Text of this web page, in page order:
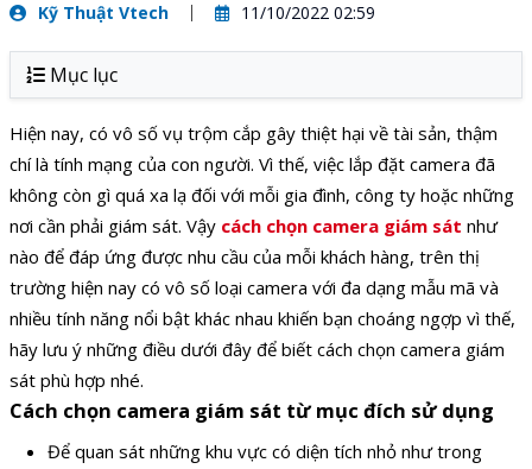
Kỹ Thuật Vtech 11/10/2022 02:59
Mục lục
Hiện nay, có vô số vụ trộm cắp gây thiệt hại về tài sản, thậm
chí là tính mạng của con người. Vì thế, việc lắp đặt camera đã
không còn gì quá xa lạ đối với mỗi gia đình, công ty hoặc những
nơi cần phải giám sát. Vậy cách chọn camera giám sát như
nào để đáp ứng được nhu cầu của mỗi khách hàng, trên thị
trường hiện nay có vô số loại camera với đa dạng mẫu mã và
nhiều tính năng nổi bật khác nhau khiến bạn choáng ngợp vì thế,
hãy lưu ý những điều dưới đây để biết cách chọn camera giám
sát phù hợp nhé.
Cách chọn camera giám sát từ mục đích sử dụng
Để quan sát những khu vực có diện tích nhỏ như trong